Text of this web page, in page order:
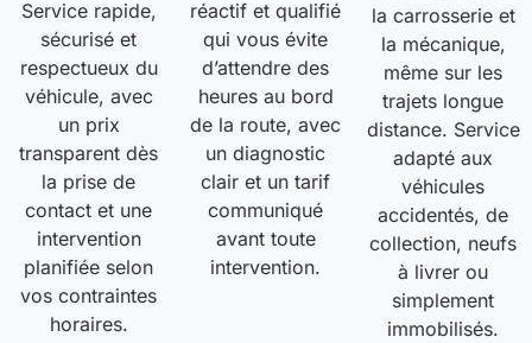
Service rapide,
sécurisé et
respectueux du
véhicule, avec
un prix
transparent dès
la prise de
contact et une
intervention
planifiée selon
vos contraintes
horaires.
réactif et qualifié
qui vous évite
d’attendre des
heures au bord
de la route, avec
un diagnostic
clair et un tarif
communiqué
avant toute
intervention.
la carrosserie et
la mécanique,
même sur les
trajets longue
distance. Service
adapté aux
véhicules
accidentés, de
collection, neufs
à livrer ou
simplement
immobilisés.